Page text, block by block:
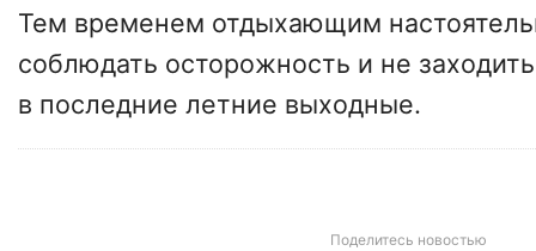
Тем временем отдыхающим
соблюдать осторожность и не
в последние летние выходные.
Поделитесь новостью